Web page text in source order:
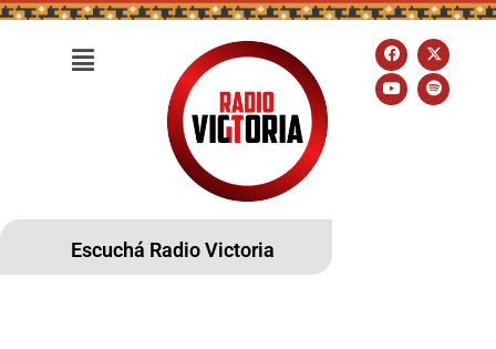
Escuchá Radio Victoria